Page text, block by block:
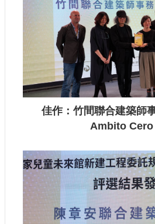
佳作：竹間聯合建築師
Ambito Cero